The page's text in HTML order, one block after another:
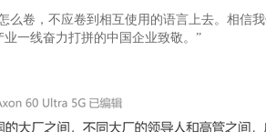
卷，不应卷到相互使用的语言上去。相信
一线奋力打拼的中国企业致敬。”